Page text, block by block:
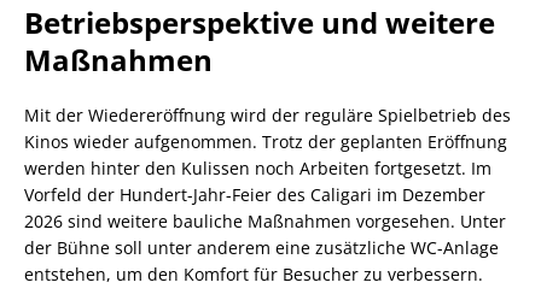
Betriebsperspektive und weitere
Maßnahmen
Mit der Wiedereröffnung wird der reguläre Spielbetrieb des
Kinos wieder aufgenommen. Trotz der geplanten Eröffnung
werden hinter den Kulissen noch Arbeiten fortgesetzt. Im
Vorfeld der Hundert-Jahr-Feier des Caligari im Dezember
2026 sind weitere bauliche Maßnahmen vorgesehen. Unter
der Bühne soll unter anderem eine zusätzliche WC-Anlage
entstehen, um den Komfort für Besucher zu verbessern.